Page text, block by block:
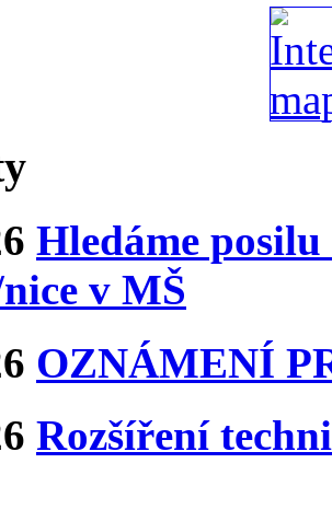
Hledáme
v MŠ
OZNÁMENÍ
Rozšíření